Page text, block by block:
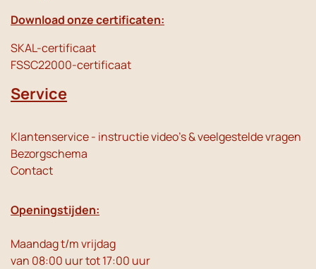
Download onze certificaten:
SKAL-certificaat
FSSC22000-certificaat
Service
Klantenservice - instructie video's & veelgestelde vragen
Bezorgschema
Contact
Openingstijden:
Maandag t/m vrijdag
van 08:00 uur tot 17:00 uur